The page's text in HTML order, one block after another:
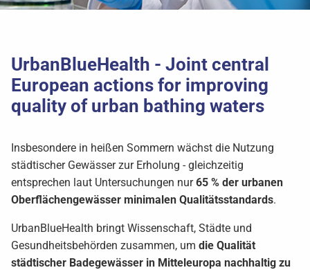
UrbanBlueHealth - Joint central
European actions for improving
quality of urban bathing waters
Insbesondere in heißen Sommern wächst die Nutzung
städtischer Gewässer zur Erholung - gleichzeitig
entsprechen laut Untersuchungen nur65 % der urbanen
Oberflächengewässer minimalen Qualitätsstandards.
UrbanBlueHealth bringt Wissenschaft, Städte und
Gesundheitsbehörden zusammen, um die Qualität
städtischer Badegewässer in Mitteleuropa nachhaltig zu